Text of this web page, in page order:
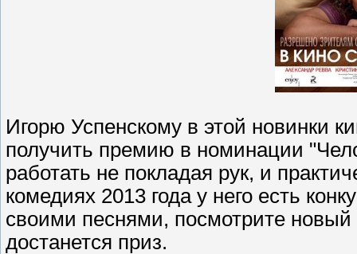
Игорю Успенскому в этой новинки
получить премию в номинации
работать не покладая рук, и
комедиях 2013 года у него есть
своими песнями, посмотрите
достанется приз.